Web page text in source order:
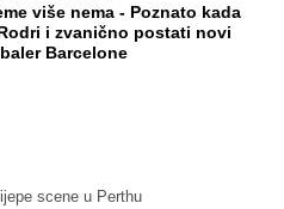
više nema - Poznato kada
i zvanično postati novi
Barcelone
scene u Perthu